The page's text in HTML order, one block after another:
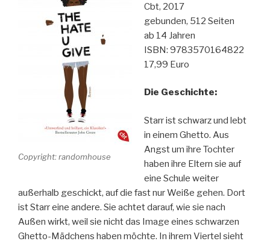
Copyright: randomhouse
Cbt, 2017
gebunden, 512 Seiten
ab 14 Jahren
ISBN: 9783570164822
17,99 Euro
Die Geschichte:
Starr ist schwarz und lebt
in einem Ghetto. Aus
Angst um ihre Tochter
haben ihre Eltern sie auf
eine Schule weiter
außerhalb geschickt, auf die fast nur Weiße gehen. Dort
ist Starr eine andere. Sie achtet darauf, wie sie nach
Außen wirkt, weil sie nicht das Image eines schwarzen
Ghetto-Mädchens haben möchte. In ihrem Viertel sieht